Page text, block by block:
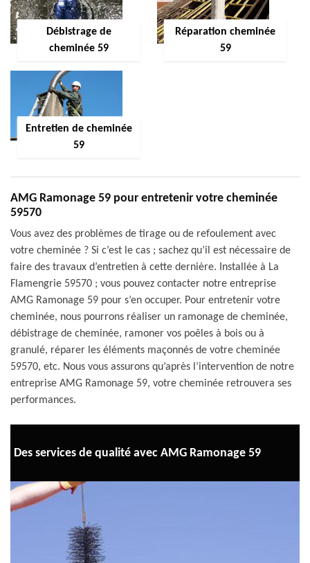
Débistrage de
cheminée 59
Réparation cheminée
59
Entretien de cheminée
59
AMG Ramonage 59 pour entretenir votre cheminée
59570
Vous avez des problèmes de tirage ou de refoulement avec
votre cheminée ? Si c’est le cas ; sachez qu’il est nécessaire de
faire des travaux d’entretien à cette dernière. Installée à La
Flamengrie 59570 ; vous pouvez contacter notre entreprise
AMG Ramonage 59 pour s’en occuper. Pour entretenir votre
cheminée, nous pourrons réaliser un ramonage de cheminée,
débistrage de cheminée, ramoner vos poêles à bois ou à
granulé, réparer les éléments maçonnés de votre cheminée
59570, etc. Nous vous assurons qu’après l’intervention de notre
entreprise AMG Ramonage 59, votre cheminée retrouvera ses
performances.
Des services de qualité avec AMG Ramonage 59